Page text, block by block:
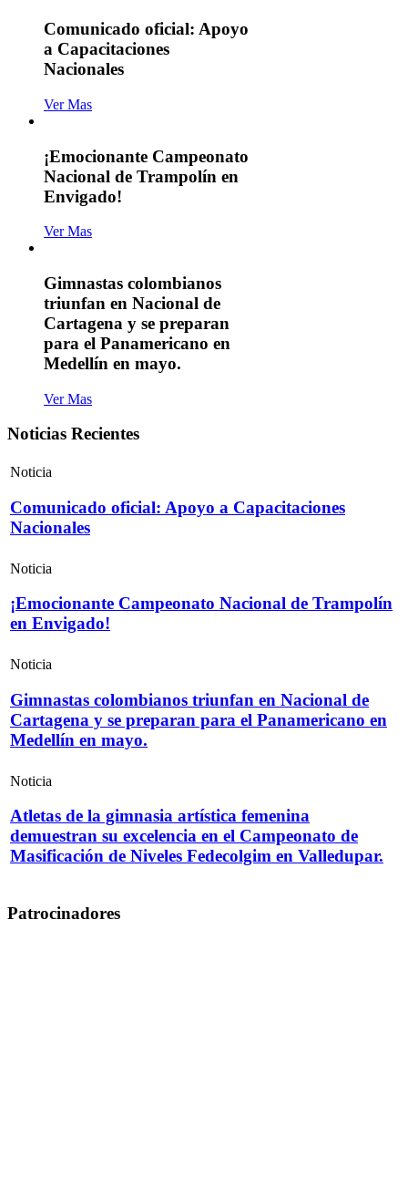
Comunicado oficial: Apoyo
a Capacitaciones
Nacionales
Ver Mas
¡Emocionante Campeonato
Nacional de Trampolín en
Envigado!
Ver Mas
Gimnastas colombianos
triunfan en Nacional de
Cartagena y se preparan
para el Panamericano en
Medellín en mayo.
Ver Mas
Noticias Recientes
Noticia
Comunicado oficial: Apoyo a Capacitaciones
Nacionales
Noticia
¡Emocionante Campeonato Nacional de Trampolín
en Envigado!
Noticia
Gimnastas colombianos triunfan en Nacional de
Cartagena y se preparan para el Panamericano en
Medellín en mayo.
Noticia
Atletas de la gimnasia artística femenina
demuestran su excelencia en el Campeonato de
Masificación de Niveles Fedecolgim en Valledupar.
Patrocinadores